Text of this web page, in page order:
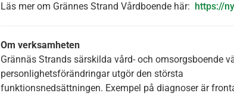
Läs mer om Grännes Strand Vårdboende här: https://
Om verksamheten
Grännäs Strands särskilda vård- och omsorgsboende
personlighetsförändringar utgör den största
funktionsnedsättningen. Exempel på diagnoser är